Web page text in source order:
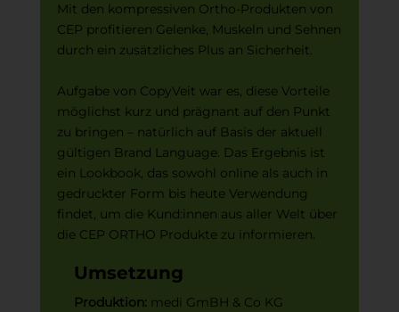
Mit den kompressiven Ortho-Produkten von
CEP profitieren Gelenke, Muskeln und Sehnen
durch ein zusätzliches Plus an Sicherheit.
Aufgabe von CopyVeit war es, diese Vorteile
möglichst kurz und prägnant auf den Punkt
zu bringen – natürlich auf Basis der aktuell
gültigen Brand Language. Das Ergebnis ist
ein Lookbook, das sowohl online als auch in
gedruckter Form bis heute Verwendung
findet, um die Kund:innen aus aller Welt über
die CEP ORTHO Produkte zu informieren.
Umsetzung
Produktion: medi GmBH & Co KG